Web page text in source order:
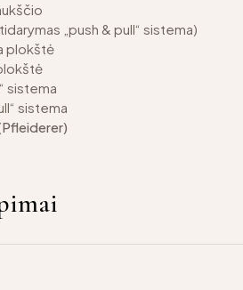
„push & pull“ sistema)
plokštė
sistema
sistema